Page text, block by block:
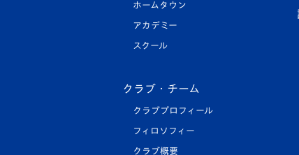
ホームタウン
アカデミー
スクール
クラブ・チーム
クラブプロフィール
フィロソフィー
クラブ概要